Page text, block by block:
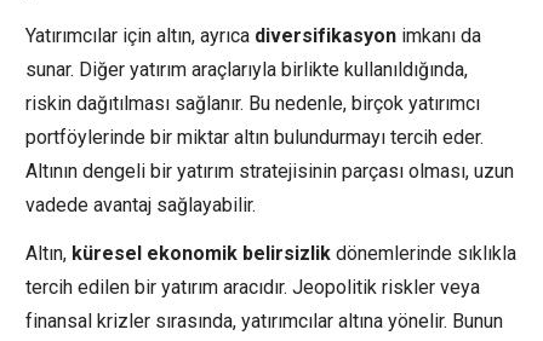
Yatırımcılar için altın, ayrıca diversifikasyon imkanı da
sunar. Diğer yatırım araçlarıyla birlikte kullanıldığında,
riskin dağıtılması sağlanır. Bu nedenle, birçok yatırımcı
portföylerinde bir miktar altın bulundurmayı tercih eder.
Altının dengeli bir yatırım stratejisinin parçası olması, uzun
vadede avantaj sağlayabilir.
Altın, küresel ekonomik belirsizlik dönemlerinde sıklıkla
tercih edilen bir yatırım aracıdır. Jeopolitik riskler veya
finansal krizler sırasında, yatırımcılar altına yönelir. Bunun